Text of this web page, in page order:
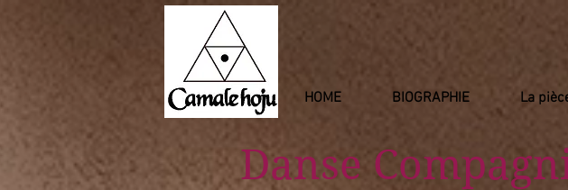
HOME BIOGRAPHIE La
Danse